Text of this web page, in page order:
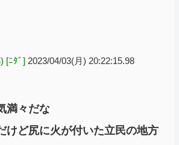
[ﾆﾀﾞ] 2023/04/03(月) 20:22:15.98
満々だな
けど尻に火が付いた立民の地方